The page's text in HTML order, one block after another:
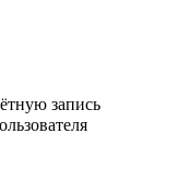
запись